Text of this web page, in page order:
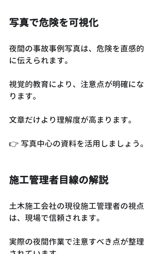
写真で危険を可視化
夜間の事故事例写真は、危険を直感的
に伝えられます。
視覚的教育により、注意点が明確にな
ります。
文章だけより理解度が高まります。
👉 写真中心の資料を活用しましょう。
施工管理者目線の解説
土木施工会社の現役施工管理者の視点
は、現場で信頼されます。
実際の夜間作業で注意すべき点が整理